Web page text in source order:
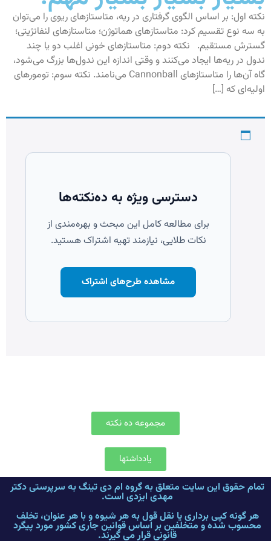
نکته اول: بر اساس الگوی گرفتاری در ریه، متاستازهای ریوی را می‌توان
به سه نوع تقسیم کرد: متاستازهای هماتوژن؛ متاستازهای لنفانژیتی؛
گسترش مستقیم. نکته دوم: متاستازهای خونی اغلب دو یا چند
ندول در ریه‌ها ایجاد می‌کنند و وقتی اندازه این ندول‌ها بزرگ می‌شود،
گاه آن‌ها را متاستازهای Cannonball می‌نامند. نکته سوم: تومورهای
اولیه‌ای که […]
دسترسی ویژه به ده‌نکته‌ها
برای مطالعه کامل این مبحث و بهره‌مندی از
نکات طلایی، نیازمند تهیه اشتراک هستید.
مشاهده طرح‌های اشتراک
مجموعه ده نکته
یادداشتها
تمام حقوق این سایت متعلق به گروه ام دی تینگ به سرپرستی دکتر
مهدی ایزدی است.
هر گونه کپی برداری یا نقل قول به هر شیوه و با هر عنوان، تخلف
محسوب شده و متخلفین بر اساس قوانین جاری کشور مورد پیگرد
قانونی قرار می گیرند.